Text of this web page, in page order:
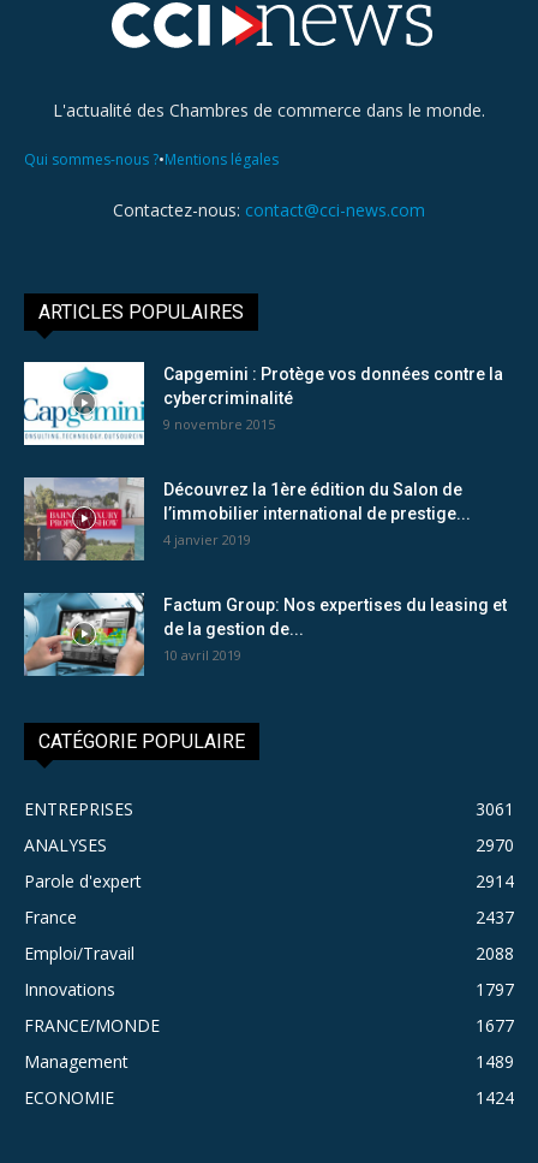
L'actualité des Chambres de commerce dans le monde.
Qui sommes-nous ?•Mentions légales
Contactez-nous: contact@cci-news.com
ARTICLES POPULAIRES
Capgemini : Protège vos données contre la
cybercriminalité
9 novembre 2015
Découvrez la 1ère édition du Salon de
l’immobilier international de prestige...
4 janvier 2019
Factum Group: Nos expertises du leasing et
de la gestion de...
10 avril 2019
CATÉGORIE POPULAIRE
ENTREPRISES
3061
ANALYSES
2970
Parole d'expert
2914
France
2437
Emploi/Travail
2088
Innovations
1797
FRANCE/MONDE
1677
Management
1489
ECONOMIE
1424